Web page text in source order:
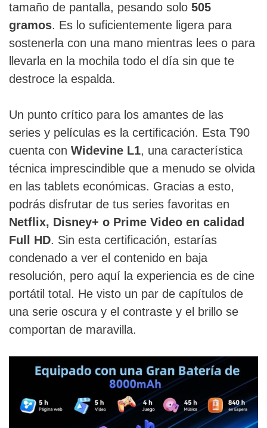
tamaño de pantalla, pesando solo 505
gramos. Es lo suficientemente ligera para
sostenerla con una mano mientras lees o para
llevarla en la mochila todo el día sin que te
destroce la espalda.
Un punto crítico para los amantes de las
series y películas es la certificación. Esta T90
cuenta con Widevine L1, una característica
técnica imprescindible que a menudo se olvida
en las tablets económicas. Gracias a esto,
podrás disfrutar de tus series favoritas en
Netflix, Disney+ o Prime Video en calidad
Full HD. Sin esta certificación, estarías
condenado a ver el contenido en baja
resolución, pero aquí la experiencia es de cine
portátil total. He visto un par de capítulos de
una serie oscura y el contraste y el brillo se
comportan de maravilla.